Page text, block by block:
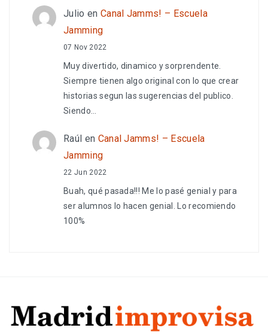
Julio en Canal Jamms! – Escuela
Jamming
07 Nov 2022
Muy divertido, dinamico y sorprendente.
Siempre tienen algo original con lo que crear
historias segun las sugerencias del publico.
Siendo…
Raúl en Canal Jamms! – Escuela
Jamming
22 Jun 2022
Buah, qué pasada!!! Me lo pasé genial y para
ser alumnos lo hacen genial. Lo recomiendo
100%